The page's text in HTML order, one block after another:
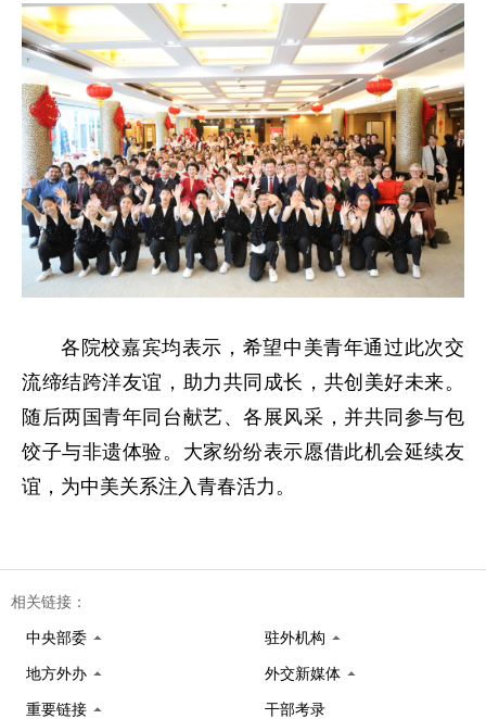
各院校嘉宾均表示，希望中美青年通过此次交
流缔结跨洋友谊，助力共同成长，共创美好未来。
随后两国青年同台献艺、各展风采，并共同参与包
饺子与非遗体验。大家纷纷表示愿借此机会延续友
谊，为中美关系注入青春活力。
相关链接：
中央部委 驻外机构
地方外办 外交新媒体
重要链接 干部考录